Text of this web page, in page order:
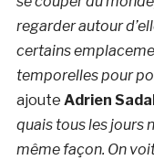
regarder autour
certains
temporelles pour
ajoute Adrien
quais tous les jours
même façon. On